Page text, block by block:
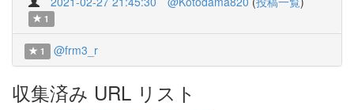
1
1 @frm3_r
収集済み URL リスト